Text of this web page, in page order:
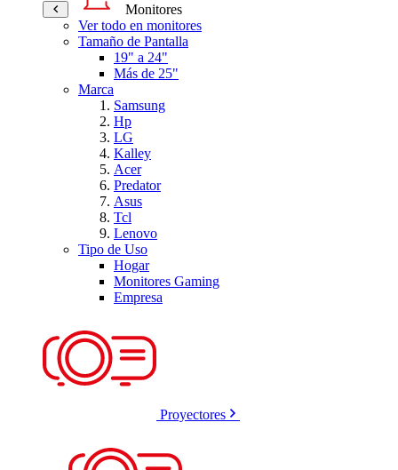
Monitores
Ver todo en monitores
Tamaño de Pantalla
19" a 24"
Más de 25"
Marca
Samsung
Hp
LG
Kalley
Acer
Predator
Asus
Tcl
Lenovo
Tipo de Uso
Hogar
Monitores Gaming
Empresa
Proyectores